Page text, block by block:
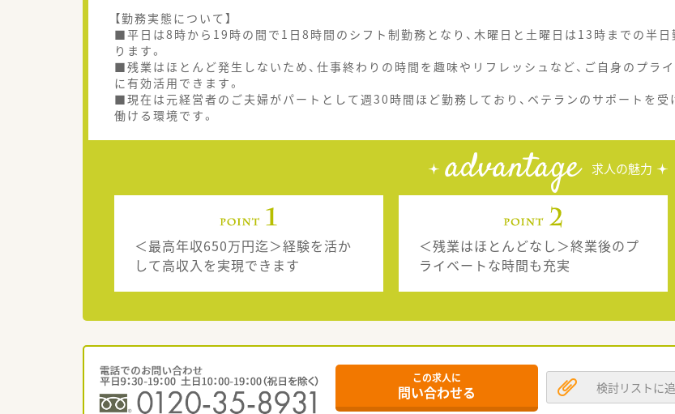
【勤務実態について】
■平日は8時から19時の間で1日8時間のシフト制勤務となり、木曜日と土曜日は13時までの半日
ります。
■残業はほとんど発生しないため、仕事終わりの時間を趣味やリフレッシュなど、ご自身のプラ
に有効活用できます。
■現在は元経営者のご夫婦がパートとして週30時間ほど勤務しており、ベテランのサポートを受
働ける環境です。
advantage 求人の魅力
＜最高年収650万円迄＞経験を活か
して高収入を実現できます
＜残業はほとんどなし＞終業後のプ
ライベートな時間も充実
この求人に
問い合わせる 検討リストに